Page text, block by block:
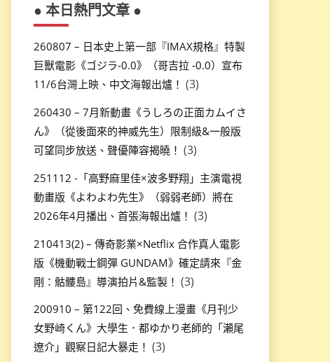
● 本日熱門文章 ●
260807 – 日本史上第一部『IMAX規格』特製
巨獸電影《ゴジラ-0.0》（哥吉拉 -0.0）宣布
11/6台灣上映、中文海報出爐！ (3)
260430 – 7月新動畫《うしろの正面カムイさ
ん》（從後面來的神威先生）限制級&一般版
可望同步放送、聲優陣容揭曉！ (3)
251112 -「高野麻里佳×波多野翔」主演電視
動畫版《よわよわ先生》（弱弱老師）將在
2026年4月播出、首張海報出爐！ (3)
210413(2) – 傳奇影業×Netflix 合作真人電影
版《機動戰士鋼彈 GUNDAM》確定請來『金
剛：骷髏島』導演拍片&監製！ (3)
200910 – 第122回、免費線上漫畫《月刊少
女野崎くん》大學生．都ゆかり老師的「瀬尾
遼介」觀察日記大暴走！ (3)